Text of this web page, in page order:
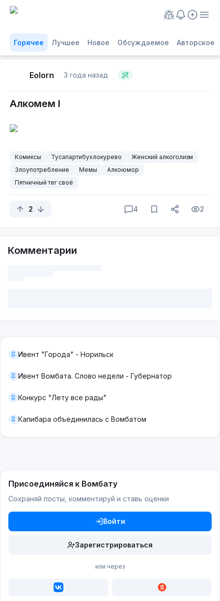
Горячее Лучшее Новое Обсуждаемое Авторское
Eolorn 3 года назад
Алкомем I
Комиксы Тусапартибухлокурево
Женский алкоголизм
Злоупотребление
Мемы
Алкоюмор
Пятничный тег своё
2 4 2
Комментарии
Ивент "Города" - Норильск
Ивент Вомбата. Слово недели - Губернатор
Конкурс "Лету все рады"
Капибара объединилась с Вомбатом
Присоединяйся к Вомбату
Сохраняй посты, комментируй и ставь оценки
Войти
Зарегистрироваться
или через